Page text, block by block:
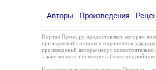
Авторы Произведения
Портал Проза.ру предоставляет авторам
принадлежат авторам и охраняются законом
произведений авторы несут самостоятельно
также можете посмотреть более подробную